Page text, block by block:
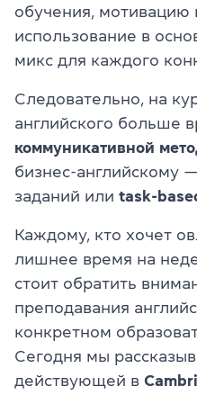
обучения,
использование в
микс для каждого
Следовательно, на
английского больше
коммуникативной
бизнес-английскому
заданий или task-
Каждому, кто хочет
лишнее время на
стоит обратить
преподавания
конкретном
Сегодня мы
действующей в